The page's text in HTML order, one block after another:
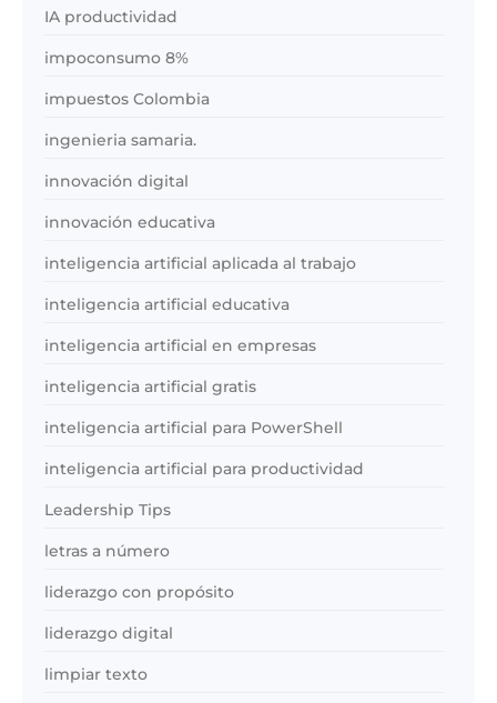
IA productividad
impoconsumo 8%
impuestos Colombia
ingenieria samaria.
innovación digital
innovación educativa
inteligencia artificial aplicada al trabajo
inteligencia artificial educativa
inteligencia artificial en empresas
inteligencia artificial gratis
inteligencia artificial para PowerShell
inteligencia artificial para productividad
Leadership Tips
letras a número
liderazgo con propósito
liderazgo digital
limpiar texto